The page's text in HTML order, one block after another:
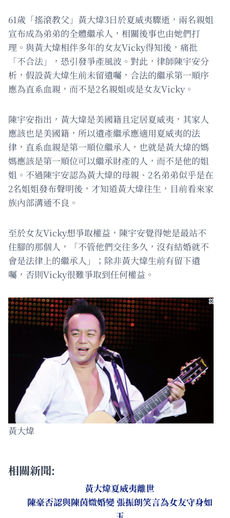
61歲「搖滾教父」黃大煒3日於夏威夷驟逝，兩名親姐
宣布成為弟弟的全體繼承人，相關後事也由她們打
理。與黃大煒相伴多年的女友Vicky得知後，痛批
「不合法」，恐引發爭產風波。對此，律師陳宇安分
析，假設黃大煒生前未留遺囑，合法的繼承第一順序
應為直系血親，而不是2名親姐或是女友Vicky。
陳宇安指出，黃大煒是美國籍且定居夏威夷，其家人
應該也是美國籍，所以遺產繼承應適用夏威夷的法
律，直系血親是第一順位繼承人，也就是黃大煒的媽
媽應該是第一順位可以繼承財產的人，而不是他的姐
姐。不過陳宇安認為黃大煒的母親、2名弟弟似乎是在
2名姐姐發布聲明後，才知道黃大煒往生，目前看來家
族內部溝通不良。
至於女友Vicky想爭取權益，陳宇安覺得她是最站不
住腳的那個人，「不管他們交往多久，沒有結婚就不
會是法律上的繼承人」；除非黃大煒生前有留下遺
囑，否則Vicky很難爭取到任何權益。
黃大煒
相關新聞:
黃大煒夏威夷離世
陳豪否認與陳茵媺婚變 張振朗笑言為女友守身如